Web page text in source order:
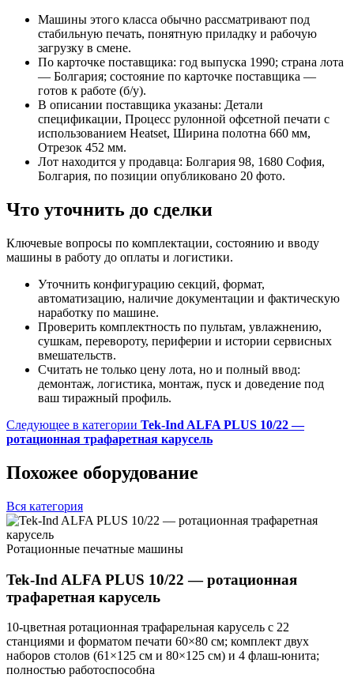
Машины этого класса обычно рассматривают под
стабильную печать, понятную приладку и рабочую
загрузку в смене.
По карточке поставщика: год выпуска 1990; страна лота
— Болгария; состояние по карточке поставщика —
готов к работе (б/у).
В описании поставщика указаны: Детали
спецификации, Процесс рулонной офсетной печати с
использованием Heatset, Ширина полотна 660 мм,
Отрезок 452 мм.
Лот находится у продавца: Болгария 98, 1680 София,
Болгария, по позиции опубликовано 20 фото.
Что уточнить до сделки
Ключевые вопросы по комплектации, состоянию и вводу
машины в работу до оплаты и логистики.
Уточнить конфигурацию секций, формат,
автоматизацию, наличие документации и фактическую
наработку по машине.
Проверить комплектность по пультам, увлажнению,
сушкам, перевороту, периферии и истории сервисных
вмешательств.
Считать не только цену лота, но и полный ввод:
демонтаж, логистика, монтаж, пуск и доведение под
ваш тиражный профиль.
Следующее в категории Tek-Ind ALFA PLUS 10/22 —
ротационная трафаретная карусель
Похожее оборудование
Вся категория
Ротационные печатные машины
Tek-Ind ALFA PLUS 10/22 — ротационная
трафаретная карусель
10-цветная ротационная трафарельная карусель с 22
станциями и форматом печати 60×80 см; комплект двух
наборов столов (61×125 см и 80×125 см) и 4 флаш-юнита;
полностью работоспособна